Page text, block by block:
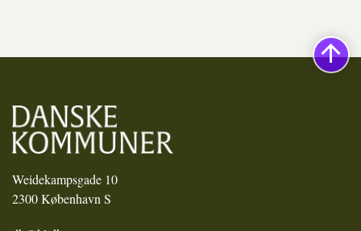
Weidekampsgade 10
2300 København S